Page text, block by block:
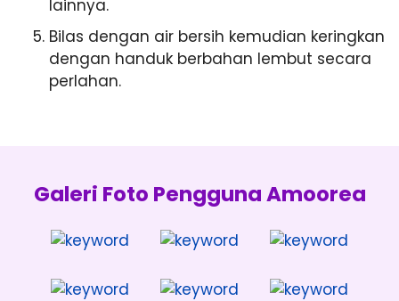
lainnya.
Bilas dengan air bersih kemudian keringkan
dengan handuk berbahan lembut secara
perlahan.
Galeri Foto Pengguna Amoorea